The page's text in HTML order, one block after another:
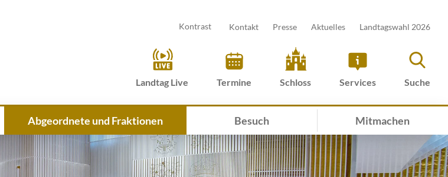
Kontrast Kontakt Presse Aktuelles Landtagswahl 2026
Landtag Live Termine Schloss Services Suche
Abgeordnete und Fraktionen Besuch Mitmachen